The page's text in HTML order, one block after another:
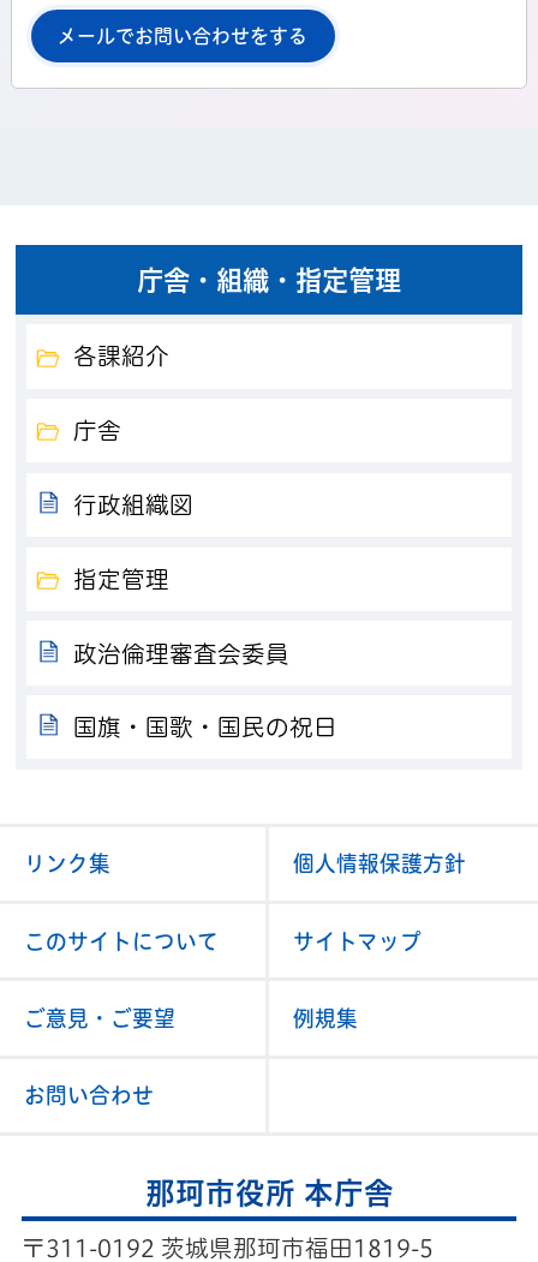
メールでお問い合わせをする
庁舎・組織・指定管理
各課紹介
庁舎
行政組織図
指定管理
政治倫理審査会委員
国旗・国歌・国民の祝日
リンク集 個人情報保護方針
このサイトについて サイトマップ
ご意見・ご要望 例規集
お問い合わせ
那珂市役所 本庁舎
〒311-0192 茨城県那珂市福田1819-5